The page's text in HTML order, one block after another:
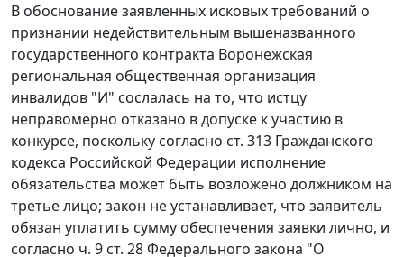
В обоснование заявленных исковых требований о
признании недействительным вышеназванного
государственного контракта Воронежская
региональная общественная организация
инвалидов "И" сослалась на то, что истцу
неправомерно отказано в допуске к участию в
конкурсе, поскольку согласно ст. 313 Гражданского
кодекса Российской Федерации исполнение
обязательства может быть возложено должником на
третье лицо; закон не устанавливает, что заявитель
обязан уплатить сумму обеспечения заявки лично, и
согласно ч. 9 ст. 28Федерального закона "О